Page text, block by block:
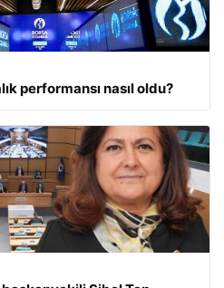
performansı nasıl oldu?